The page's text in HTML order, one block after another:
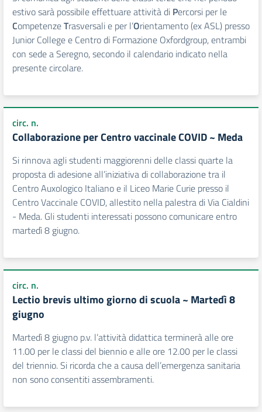
estivo sarà possibile effettuare attività di Percorsi per le
CompetenzeTrasversali e per l’Orientamento (ex ASL) presso
Junior College e Centro di Formazione Oxfordgroup, entrambi
con sede a Seregno, secondo il calendario indicato nella
presente circolare.
circ. n.
Collaborazione per Centro vaccinale COVID ~ Meda
Si rinnova agli studenti maggiorenni delle classi quarte la
proposta di adesione all’iniziativa di collaborazione tra il
Centro Auxologico Italiano e il Liceo Marie Curie presso il
Centro Vaccinale COVID, allestito nella palestra di Via Cialdini
- Meda. Gli studenti interessati possono comunicare entro
martedì 8 giugno.
circ. n.
Lectio brevis ultimo giorno di scuola ~ Martedì 8
giugno
Martedì 8 giugno p.v. l’attività didattica terminerà alle ore
11.00 per le classi del biennio e alle ore 12.00 per le classi
del triennio. Si ricorda che a causa dell’emergenza sanitaria
non sono consentiti assembramenti.